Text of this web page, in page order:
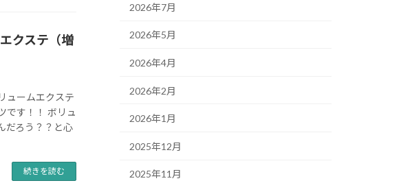
クステ（増
ュームエクステ
です！！ ボリュ
だろう？？と心
続きを読む
2026年7月
2026年5月
2026年4月
2026年2月
2026年1月
2025年12月
2025年11月